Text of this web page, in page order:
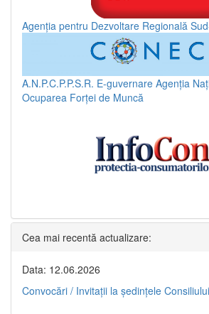
Agenția pentru Dezvoltare Regională
A.N.P.C.P.P.S.R. E-guvernare Agenția
Ocuparea Forței de Muncă
Cea mai recentă actualizare:
Data: 12.06.2026
Convocări / Invitaţii la şedinţele